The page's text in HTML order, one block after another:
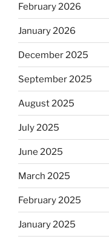
February 2026
January 2026
December 2025
September 2025
August 2025
July 2025
June 2025
March 2025
February 2025
January 2025